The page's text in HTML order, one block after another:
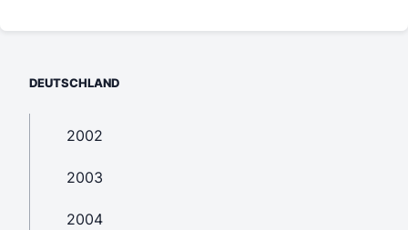
DEUTSCHLAND
2002
2003
2004